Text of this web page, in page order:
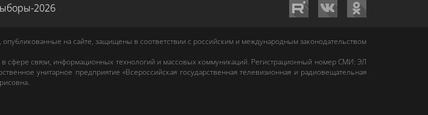
2026
на сайте, защищены в соответствии с российским и международным законодательством
сфере связи, информационных технологий и массовых коммуникаций. Регистрационный номер СМИ: ЭЛ
унитарное предприятие «Всероссийская государственная телевизионная и радиовещательная
.